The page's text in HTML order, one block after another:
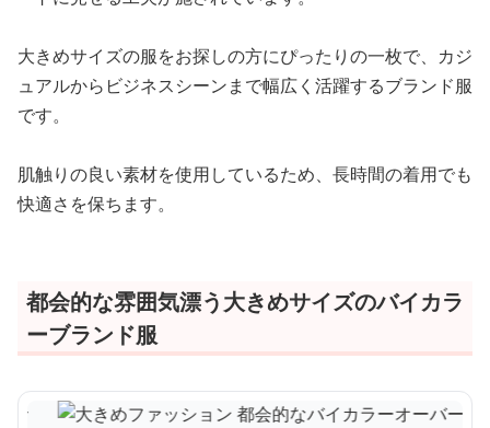
大きめサイズの服をお探しの方にぴったりの一枚で、カジ
ュアルからビジネスシーンまで幅広く活躍するブランド服
です。
肌触りの良い素材を使用しているため、長時間の着用でも
快適さを保ちます。
都会的な雰囲気漂う大きめサイズのバイカラ
ーブランド服